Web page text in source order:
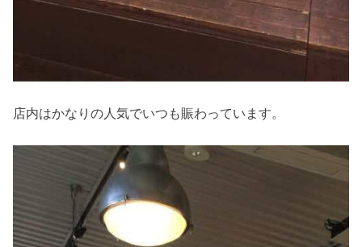
店内はかなりの人気でいつも賑わっています。